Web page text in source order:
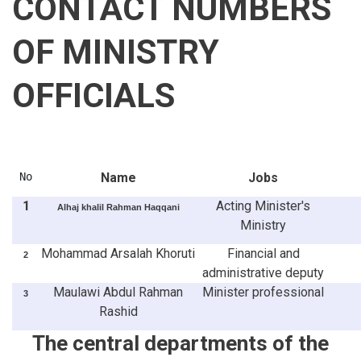
CONTACT NUMBERS
OF MINISTRY
OFFICIALS
No Name
Jobs
1
Alhaj khalil Rahman Haqqani
Acting Minister's
Ministry
2 Mohammad Arsalah Khoruti
Financial and
administrative deputy
3
Maulawi Abdul Rahman
Rashid
Minister professional
The central departments of the